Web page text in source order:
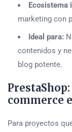
Ecosistema
marketing con
Ideal para:
contenidos y
blog potente.
commerce
Para proyectos